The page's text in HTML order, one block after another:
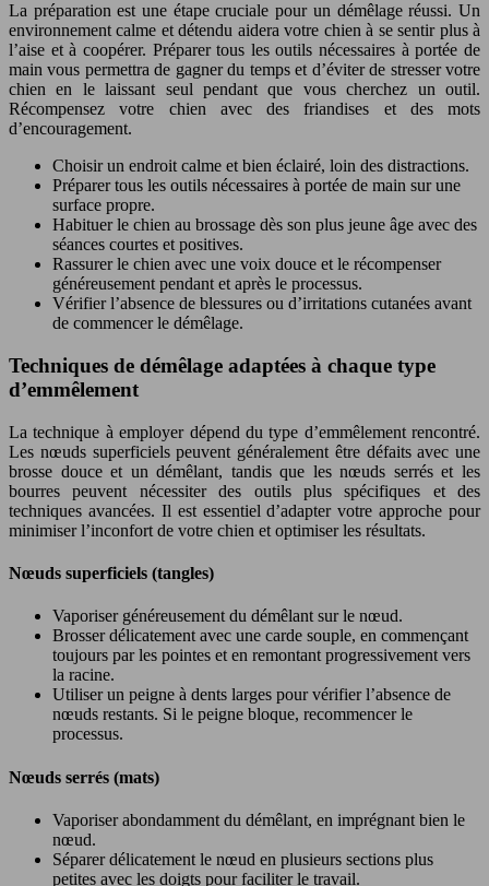
La préparation est une étape cruciale pour un démêlage réussi. Un
environnement calme et détendu aidera votre chien à se sentir plus à
l’aise et à coopérer. Préparer tous les outils nécessaires à portée de
main vous permettra de gagner du temps et d’éviter de stresser votre
chien en le laissant seul pendant que vous cherchez un outil.
Récompensez votre chien avec des friandises et des mots
d’encouragement.
Choisir un endroit calme et bien éclairé, loin des distractions.
Préparer tous les outils nécessaires à portée de main sur une
surface propre.
Habituer le chien au brossage dès son plus jeune âge avec des
séances courtes et positives.
Rassurer le chien avec une voix douce et le récompenser
généreusement pendant et après le processus.
Vérifier l’absence de blessures ou d’irritations cutanées avant
de commencer le démêlage.
Techniques de démêlage adaptées à chaque type
d’emmêlement
La technique à employer dépend du type d’emmêlement rencontré.
Les nœuds superficiels peuvent généralement être défaits avec une
brosse douce et un démêlant, tandis que les nœuds serrés et les
bourres peuvent nécessiter des outils plus spécifiques et des
techniques avancées. Il est essentiel d’adapter votre approche pour
minimiser l’inconfort de votre chien et optimiser les résultats.
Nœuds superficiels (tangles)
Vaporiser généreusement du démêlant sur le nœud.
Brosser délicatement avec une carde souple, en commençant
toujours par les pointes et en remontant progressivement vers
la racine.
Utiliser un peigne à dents larges pour vérifier l’absence de
nœuds restants. Si le peigne bloque, recommencer le
processus.
Nœuds serrés (mats)
Vaporiser abondamment du démêlant, en imprégnant bien le
nœud.
Séparer délicatement le nœud en plusieurs sections plus
petites avec les doigts pour faciliter le travail.